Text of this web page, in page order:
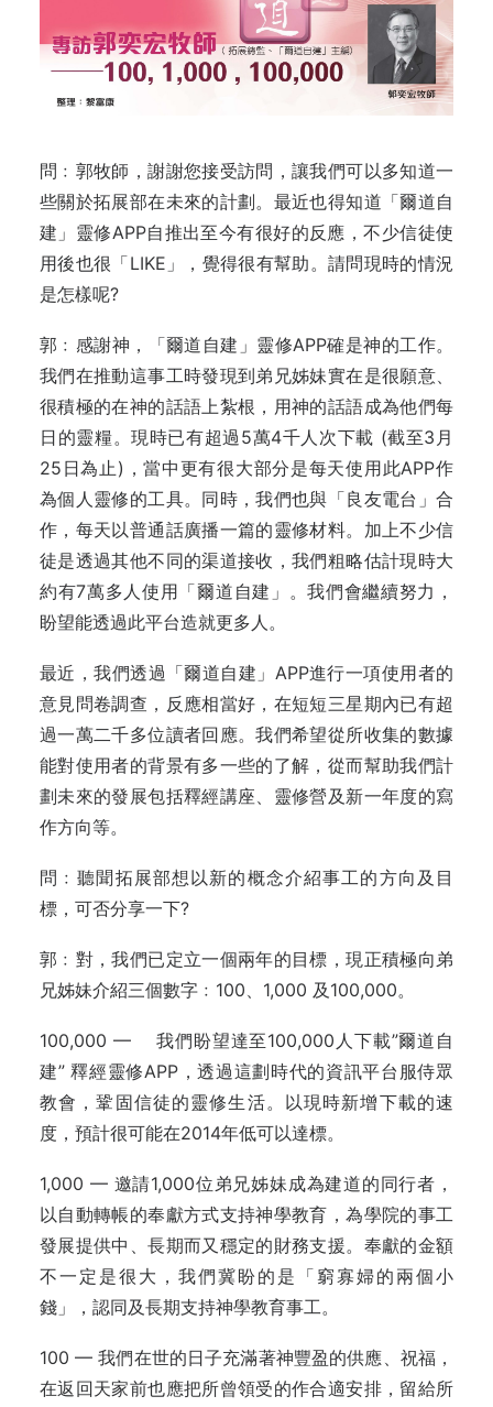
問﹕郭牧師，謝謝您接受訪問，讓我們可以多知道一
些關於拓展部在未來的計劃。最近也得知道「爾道自
建」靈修APP自推出至今有很好的反應，不少信徒使
用後也很「LIKE」，覺得很有幫助。請問現時的情況
是怎樣呢?
郭﹕感謝神，「爾道自建」靈修APP確是神的工作。
我們在推動這事工時發現到弟兄姊妹實在是很願意、
很積極的在神的話語上紮根，用神的話語成為他們每
日的靈糧。現時已有超過5萬4千人次下載 (截至3月
25日為止)，當中更有很大部分是每天使用此APP作
為個人靈修的工具。同時，我們也與「良友電台」合
作，每天以普通話廣播一篇的靈修材料。加上不少信
徒是透過其他不同的渠道接收，我們粗略估計現時大
約有7萬多人使用「爾道自建」。我們會繼續努力，
盼望能透過此平台造就更多人。
最近，我們透過「爾道自建」APP進行一項使用者的
意見問卷調查，反應相當好，在短短三星期內已有超
過一萬二千多位讀者回應。我們希望從所收集的數據
能對使用者的背景有多一些的了解，從而幫助我們計
劃未來的發展包括釋經講座、靈修營及新一年度的寫
作方向等。
問﹕聽聞拓展部想以新的概念介紹事工的方向及目
標，可否分享一下?
郭﹕對，我們已定立一個兩年的目標，現正積極向弟
兄姊妹介紹三個數字﹕100、1,000 及100,000。
100,000 — 我們盼望達至100,000人下載”爾道自
建” 釋經靈修APP，透過這劃時代的資訊平台服侍眾
教會，鞏固信徒的靈修生活。以現時新增下載的速
度，預計很可能在2014年低可以達標。
1,000 — 邀請1,000位弟兄姊妹成為建道的同行者，
以自動轉帳的奉獻方式支持神學教育，為學院的事工
發展提供中、長期而又穩定的財務支援。奉獻的金額
不一定是很大，我們冀盼的是「窮寡婦的兩個小
錢」，認同及長期支持神學教育事工。
100 — 我們在世的日子充滿著神豐盈的供應、祝福，
在返回天家前也應把所曾領受的作合適安排，留給所